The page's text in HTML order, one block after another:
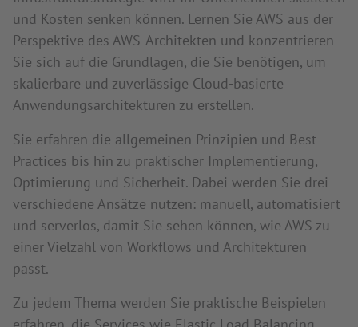
und Kosten senken können. Lernen Sie AWS aus der
Perspektive des AWS-Architekten und konzentrieren
Sie sich auf die Grundlagen, die Sie benötigen, um
skalierbare und zuverlässige Cloud-basierte
Anwendungsarchitekturen zu erstellen.
Sie erfahren die allgemeinen Prinzipien und Best
Practices bis hin zu praktischer Implementierung,
Optimierung und Sicherheit. Dabei werden Sie drei
verschiedene Ansätze nutzen: manuell, automatisiert
und serverlos, damit Sie sehen können, wie AWS zu
einer Vielzahl von Workflows und Architekturen
passt.
Zu jedem Thema werden Sie praktische Beispielen